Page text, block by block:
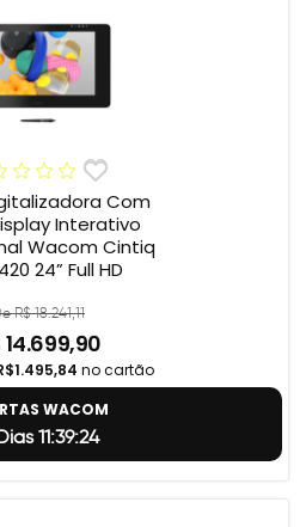
Com
Interativo
Wacom Cintiq
24” Full HD
R$ 18.241,11
14.699,90
no cartão
WACOM
11:39:23